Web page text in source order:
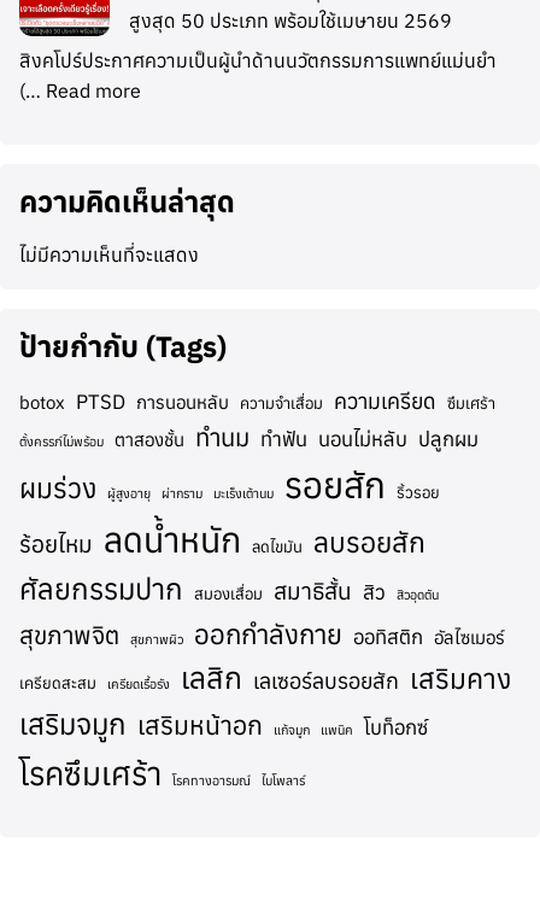
สูงสุด 50 ประเภท พร้อมใช้เมษายน 2569
สิงคโปร์ประกาศความเป็นผู้นำด้านนวัตกรรมการแพทย์แม่นยำ
(… Read more
ความคิดเห็นล่าสุด
ไม่มีความเห็นที่จะแสดง
ป้ายกำกับ (Tags)
botox PTSD การนอนหลับ ความจำเสื่อม ความเครียด ซึมเศร้า
ตั้งครรภ์ไม่พร้อม ตาสองชั้น ทำนม ทำฟัน นอนไม่หลับ ปลูกผม
ผมร่วง ผู้สูงอายุ ผ่ากราม มะเร็งเต้านม รอยสัก ริ้วรอย
ร้อยไหม ลดน้ำหนัก ลดไขมัน ลบรอยสัก
ศัลยกรรมปาก สมองเสื่อม สมาธิสั้น สิว สิวอุดตัน
สุขภาพจิต สุขภาพผิว ออกกำลังกาย ออทิสติก อัลไซเมอร์
เครียดสะสม เครียดเรื้อรัง เลสิก เลเซอร์ลบรอยสัก เสริมคาง
เสริมจมูก เสริมหน้าอก แก้จมูก แพนิค โบท็อกซ์
โรคซึมเศร้า โรคทางอารมณ์ ไบโพลาร์